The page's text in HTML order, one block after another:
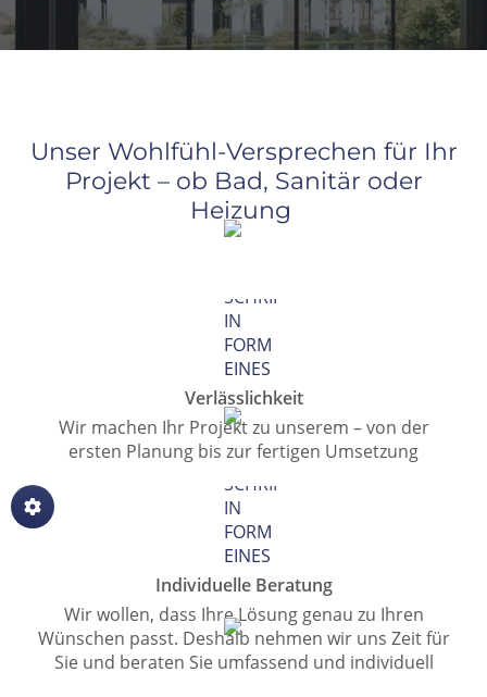
Unser Wohlfühl-Versprechen für Ihr
Projekt – ob Bad, Sanitär oder
Heizung
Verlässlichkeit
Wir machen Ihr Projekt zu unserem – von der
ersten Planung bis zur fertigen Umsetzung
Individuelle Beratung
Wir wollen, dass Ihre Lösung genau zu Ihren
Wünschen passt. Deshalb nehmen wir uns Zeit für
Sie und beraten Sie umfassend und individuell